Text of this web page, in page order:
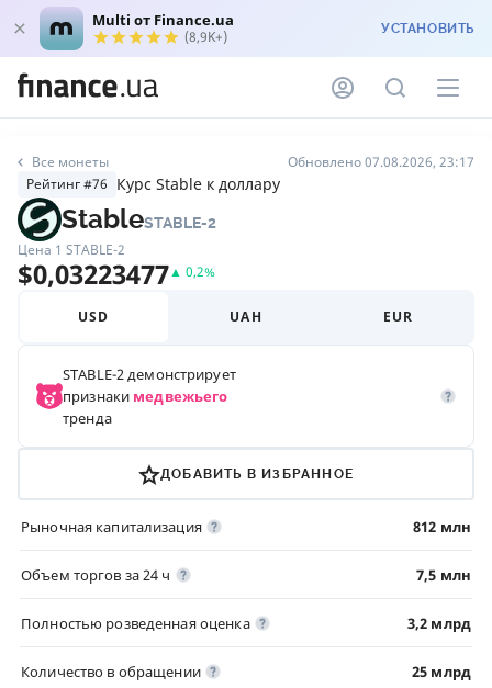
Multi от Finance.ua
(8,9K+) УСТАНОВИТЬ
Все монеты
Обновлено 07.08.2026, 23:17
Рейтинг #76 Курс ​​Stable к доллару
​​StableSTABLE-2
Цена 1 STABLE-2
$0,03223477▲ 0,2%
USD UAH EUR
STABLE-2демонстрирует
признаки медвежьего
тренда
ДОБАВИТЬ В ИЗБРАННОЕ
Рыночная капитализация 812 млн
Объем торгов за 24 ч 7,5 млн
Полностью розведенная оценка 3,2 млрд
Количество в обращении 25 млрд